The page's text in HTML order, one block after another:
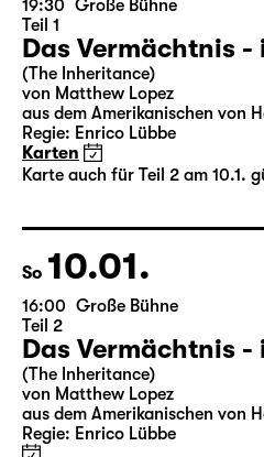
19:30 — 21:20 Große Bühne
Wiederaufnahme
Woyzeck
von Georg Büchner
Regie: Enrico Lübbe
18:45 + 19:00
Einführung im
Karten
28.01.
19:30 — 20:55 Große Bühne
Was ihr wollt (A
Version)
von William Shakespeare
Deutsch von Jens Roselt
Fassung von Pia Richter und
Regie: Pia Richter
18:45 + 19:00
Einführung im
Karten